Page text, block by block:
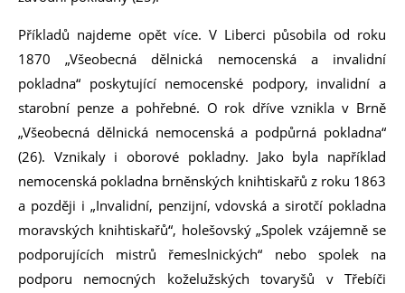
Příkladů najdeme opět více. V Liberci působila od roku
1870 „Všeobecná dělnická nemocenská a invalidní
pokladna“ poskytující nemocenské podpory, invalidní a
starobní penze a pohřebné. O rok dříve vznikla v Brně
„Všeobecná dělnická nemocenská a podpůrná pokladna“
(26). Vznikaly i oborové pokladny. Jako byla například
nemocenská pokladna brněnských knihtiskařů z roku 1863
a později i „Invalidní, penzijní, vdovská a sirotčí pokladna
moravských knihtiskařů“, holešovský „Spolek vzájemně se
podporujících mistrů řemeslnických“ nebo spolek na
podporu nemocných koželužských tovaryšů v Třebíči